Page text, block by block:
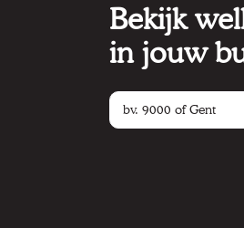
Bekijk
in jouw